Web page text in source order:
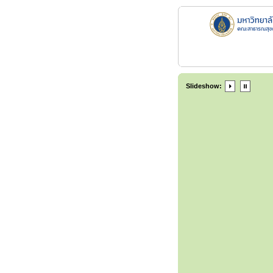
Slideshow: